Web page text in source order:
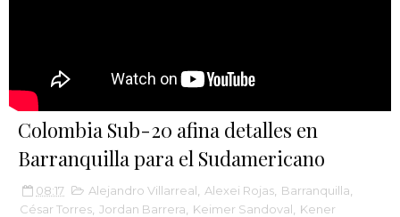
Colombia Sub-20 afina detalles en
Barranquilla para el Sudamericano
08:17 Alejandro Villarreal Alexei Rojas Barranquilla
César Torres Jordan Barrera Keimer Sandoval
Kener